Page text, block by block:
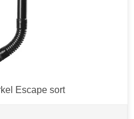
Escape sort